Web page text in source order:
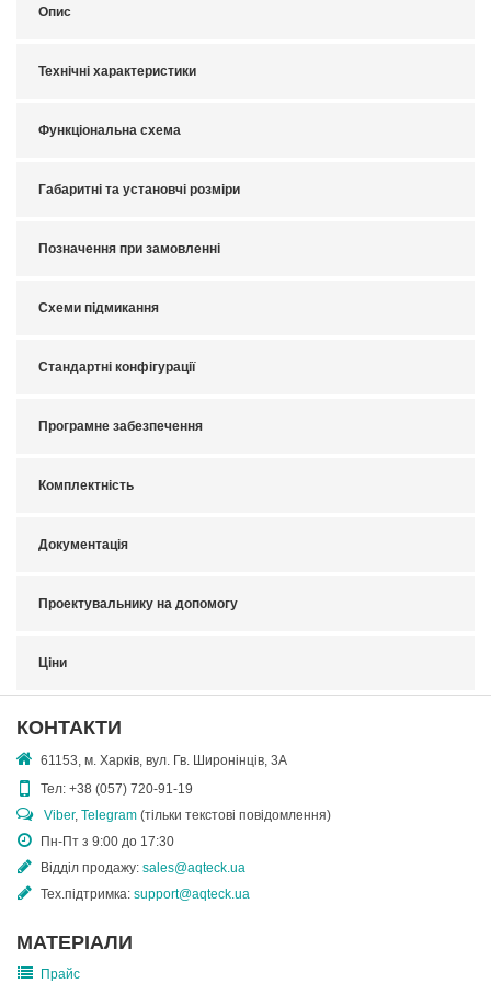
Опис
Технічні характеристики
Функціональна схема
Габаритні та установчі розміри
Позначення при замовленні
Схеми підмикання
Стандартні конфігурації
Програмне забезпечення
Комплектність
Документація
Проектувальнику на допомогу
Ціни
КОНТАКТИ
61153, м. Харків, вул. Гв. Широнінців, 3А
Тел: +38 (057) 720-91-19
Viber, Telegram (тільки текстові повідомлення)
Пн-Пт з 9:00 до 17:30
Відділ продажу: sales@aqteck.ua
Тех.підтримка: support@aqteck.ua
МАТЕРІАЛИ
Прайс